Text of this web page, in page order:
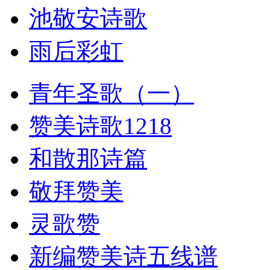
池敬安诗歌
雨后彩虹
青年圣歌（一）
赞美诗歌1218
和散那诗篇
敬拜赞美
灵歌赞
新编赞美诗五线谱